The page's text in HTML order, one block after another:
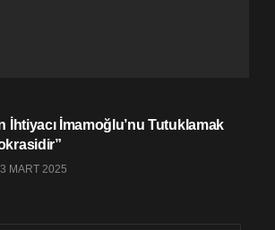
İhtiyacı İmamoğlu’nu Tutuklamak
MART 2025